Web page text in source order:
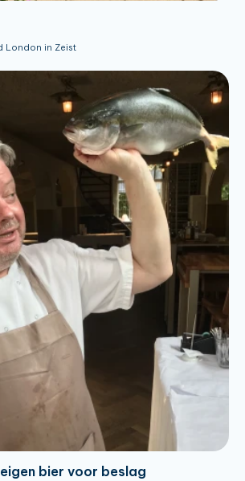
London in Zeist
bier voor beslag